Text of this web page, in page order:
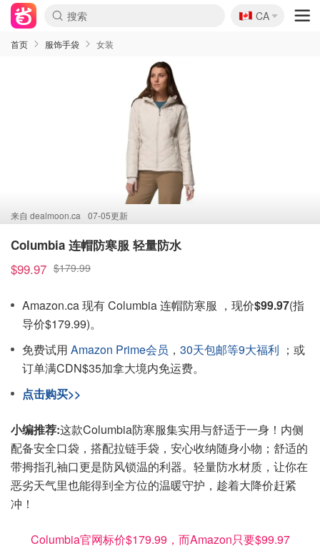
🇨🇦
CA
首页 服饰手袋 女装
来自 dealmoon.ca 07-05更新
Columbia 连帽防寒服 轻量防水
$99.97 $179.99
Amazon.ca 现有 Columbia 连帽防寒服 ，现价$99.97(指
导价$179.99)。
免费试用 Amazon Prime会员 ， 30天包邮等9大福利 ；或
订单满CDN$35加拿大境内免运费。
点击购买>>
小编推荐:这款Columbia防寒服集实用与舒适于一身！内侧
配备安全口袋，搭配拉链手袋，安心收纳随身小物；舒适的
带拇指孔袖口更是防风锁温的利器。轻量防水材质，让你在
恶劣天气里也能得到全方位的温暖守护，趁着大降价赶紧
冲！
Columbia官网标价$179.99，而Amazon只要$99.97